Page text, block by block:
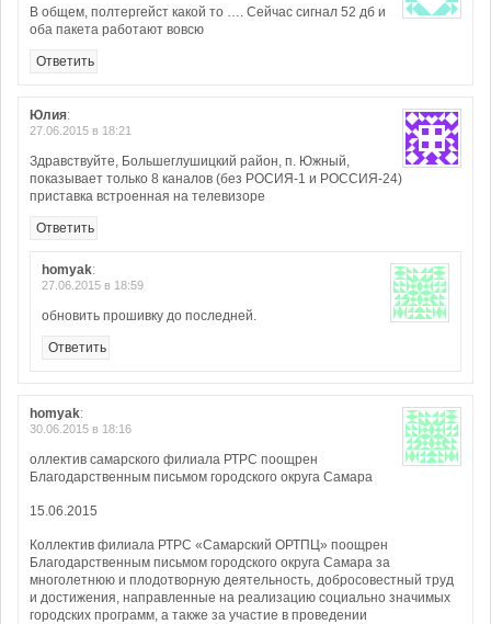
В общем, полтергейст какой то …. Сейчас сигнал 52 дб и
оба пакета работают вовсю
Ответить
Юлия:
27.06.2015 в 18:21
Здравствуйте, Большеглушицкий район, п. Южный,
показывает только 8 каналов (без РОСИЯ-1 и РОССИЯ-24)
приставка встроенная на телевизоре
Ответить
homyak:
27.06.2015 в 18:59
обновить прошивку до последней.
Ответить
homyak:
30.06.2015 в 18:16
оллектив самарского филиала РТРС поощрен
Благодарственным письмом городского округа Самара
15.06.2015
Коллектив филиала РТРС «Самарский ОРТПЦ» поощрен
Благодарственным письмом городского округа Самара за
многолетнюю и плодотворную деятельность, добросовестный труд
и достижения, направленные на реализацию социально значимых
городских программ, а также за участие в проведении